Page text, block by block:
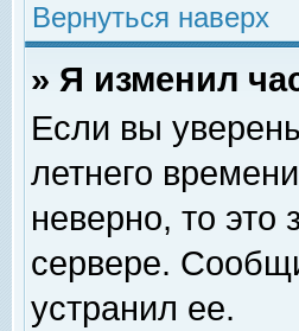
Вернуться наверх
» Я изменил
Если вы
летнего
неверно, то это
сервере.
устранил ее.